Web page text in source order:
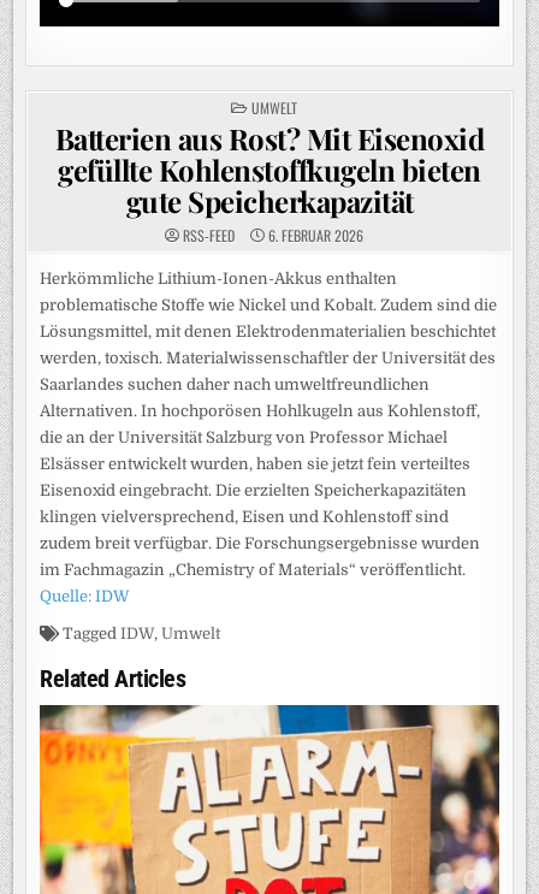
POSTED
IN
UMWELT
Batterien aus Rost? Mit Eisenoxid
gefüllte Kohlenstoffkugeln bieten
gute Speicherkapazität
RSS-FEED 6. FEBRUAR 2026
Herkömmliche Lithium-Ionen-Akkus enthalten
problematische Stoffe wie Nickel und Kobalt. Zudem sind die
Lösungsmittel, mit denen Elektrodenmaterialien beschichtet
werden, toxisch. Materialwissenschaftler der Universität des
Saarlandes suchen daher nach umweltfreundlichen
Alternativen. In hochporösen Hohlkugeln aus Kohlenstoff,
die an der Universität Salzburg von Professor Michael
Elsässer entwickelt wurden, haben sie jetzt fein verteiltes
Eisenoxid eingebracht. Die erzielten Speicherkapazitäten
klingen vielversprechend, Eisen und Kohlenstoff sind
zudem breit verfügbar. Die Forschungsergebnisse wurden
im Fachmagazin „Chemistry of Materials“ veröffentlicht.
Quelle: IDW
TaggedIDW,Umwelt
Related Articles